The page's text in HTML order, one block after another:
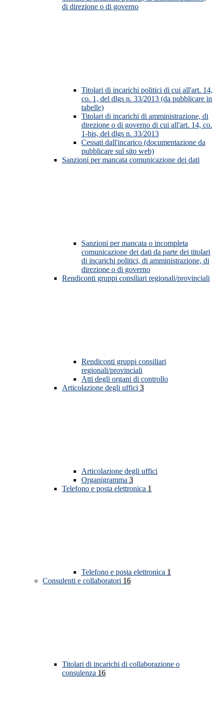
di direzione o di governo
Titolari di incarichi politici di cui all'art. 14,
co. 1, del dlgs n. 33/2013 (da pubblicare in
tabelle)
Titolari di incarichi di amministrazione, di
direzione o di governo di cui all'art. 14, co.
1-bis, del dlgs n. 33/2013
Cessati dall'incarico (documentazione da
pubblicare sul sito web)
Sanzioni per mancata comunicazione dei dati
Sanzioni per mancata o incompleta
comunicazione dei dati da parte dei titolari
di incarichi politici, di amministrazione, di
direzione o di governo
Rendiconti gruppi consiliari regionali/provinciali
Rendiconti gruppi consiliari
regionali/provinciali
Atti degli organi di controllo
Articolazione degli uffici 3
Articolazione degli uffici
Organigramma 3
Telefono e posta elettronica 1
Telefono e posta elettronica 1
Consulenti e collaboratori 16
Titolari di incarichi di collaborazione o
consulenza 16